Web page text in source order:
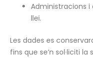
Administracions
llei.
Les dades es
fins que se’n sol·liciti